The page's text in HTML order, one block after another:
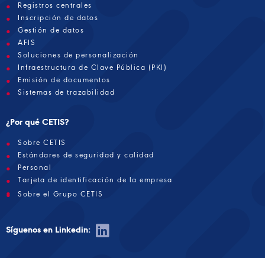
Registros centrales
Inscripción de datos
Gestión de datos
AFIS
Soluciones de personalización
Infraestructura de Clave Pública (PKI)
Emisión de documentos
Sistemas de trazabilidad
¿Por qué CETIS?
Sobre CETIS
Estándares de seguridad y calidad
Personal
Tarjeta de identificación de la empresa
Sobre el Grupo CETIS
Síguenos en Linkedin: